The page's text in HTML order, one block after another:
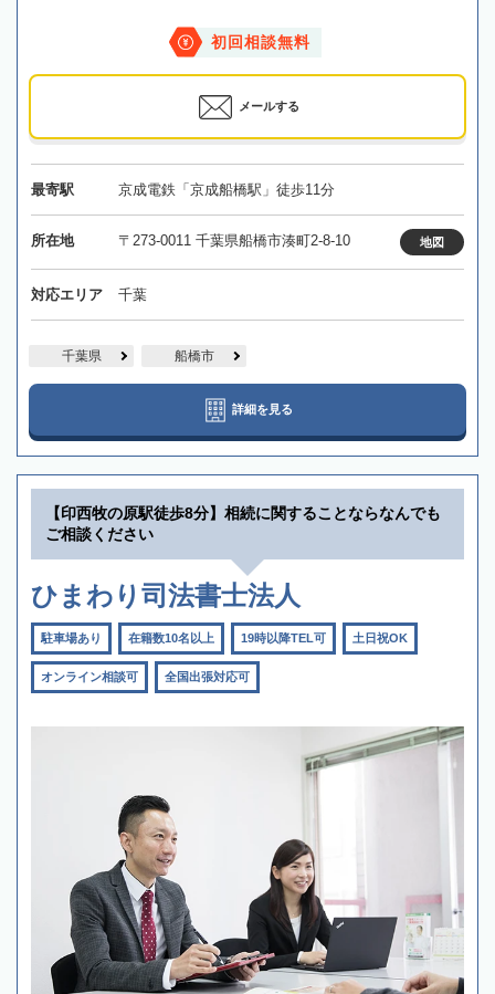
初回相談無料
メールする
最寄駅 京成電鉄「京成船橋駅」徒歩11分
所在地 〒273-0011 千葉県船橋市湊町2-8-10 地図
対応エリア 千葉
千葉県 船橋市
詳細を見る
【印西牧の原駅徒歩8分】相続に関することならなんでも
ご相談ください
ひまわり司法書士法人
駐車場あり 在籍数10名以上 19時以降TEL可 土日祝OK
オンライン相談可 全国出張対応可